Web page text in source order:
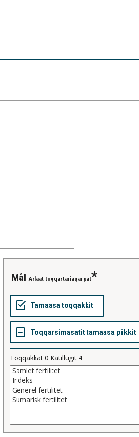
mål Arlaat toqqartariaqarpat
Toqqakkat0 Katillugit 4